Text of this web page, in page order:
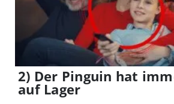
2) Der Pinguin hat
auf Lager